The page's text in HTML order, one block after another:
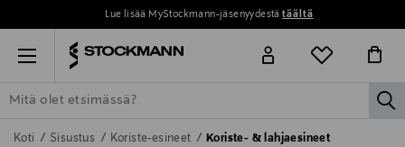
Lue lisää MyStockmann-jäsenyydestätäältä
Menu
ETSI KAIKKI NAISET MIEHET LAPSET KOTI
Koti Sisustus Koriste-esineet Koriste- & lahjaesineet